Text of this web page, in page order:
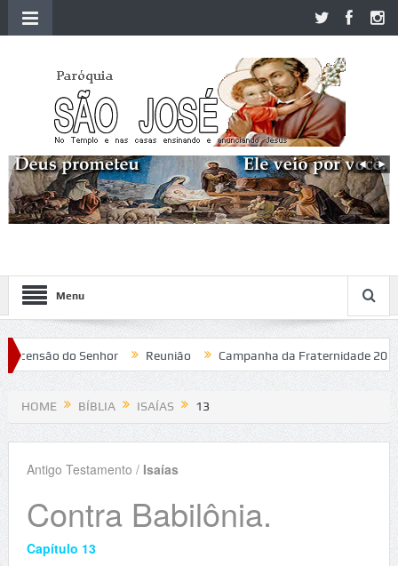
Menu
do Senhor Reunião Campanha da Fraternidade 2020
HOME BÍBLIA ISAÍAS 13
Antigo Testamento / Isaías
Contra Babilônia.
Capítulo 13